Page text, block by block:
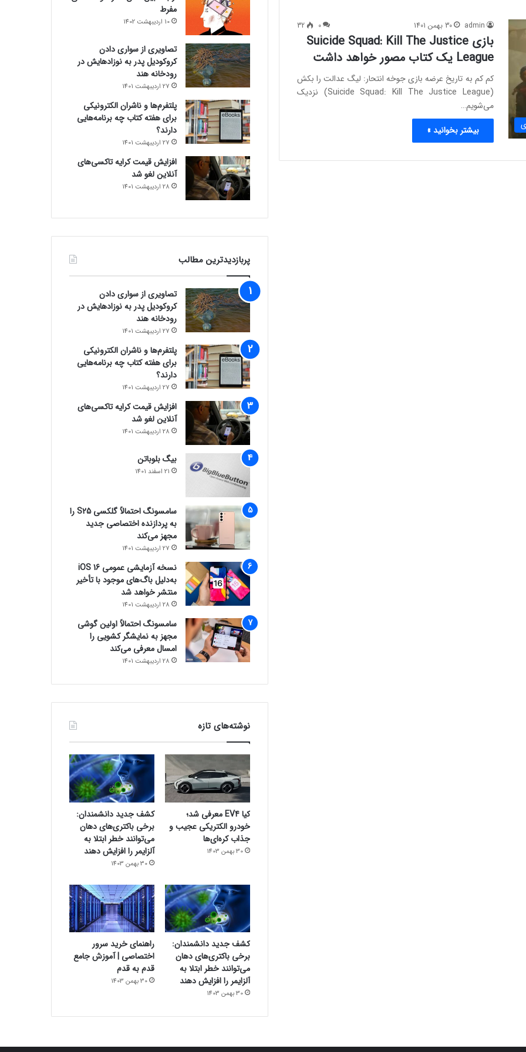
admin 30 بهمن 1401 0
32
بازی Suicide Squad: Kill The Justice
League یک کتاب مصور خواهد داشت
کم کم به تاریخ عرضه بازی جوخه انتحار: لیگ عدالت را بکش
(Suicide Squad: Kill The Justice League) نزدیک
می‌شویم…
بیشتر بخوانید »
مفرط
10 اردیبهشت 1402
تصاویری از سواری دادن
کروکودیل پدر به نوزادهایش در
رودخانه هند
27 اردیبهشت 1401
پلتفرم‌ها و ناشران الکترونیکی
برای هفته کتاب چه برنامه‌هایی
دارند؟
27 اردیبهشت 1401
افزایش قیمت کرایه تاکسی‌های
آنلاین لغو شد
28 اردیبهشت 1401
پربازدیدترین مطالب
تصاویری از سواری دادن
کروکودیل پدر به نوزادهایش در
رودخانه هند
27 اردیبهشت 1401
پلتفرم‌ها و ناشران الکترونیکی
برای هفته کتاب چه برنامه‌هایی
دارند؟
27 اردیبهشت 1401
افزایش قیمت کرایه تاکسی‌های
آنلاین لغو شد
28 اردیبهشت 1401
بیگ بلوباتن
21 اسفند 1401
سامسونگ احتمالاً گلکسی S25 را
به پردازنده اختصاصی جدید
مجهز می‌کند
27 اردیبهشت 1401
نسخه آزمایشی عمومی iOS 16
به‌دلیل باگ‌های موجود با تأخیر
منتشر خواهد شد
28 اردیبهشت 1401
سامسونگ احتمالاً اولین گوشی
مجهز به نمایشگر کشویی را
امسال معرفی می‌کند
28 اردیبهشت 1401
نوشته‌های تازه
کیا EV4 معرفی شد؛
خودرو الکتریکی عجیب و
جذاب کره‌ای‌ها
30 بهمن 1403
کشف جدید دانشمندان:
برخی باکتری‌های دهان
می‌توانند خطر ابتلا به
آلزایمر را افزایش دهند
30 بهمن 1403
کشف جدید دانشمندان:
برخی باکتری‌های دهان
می‌توانند خطر ابتلا به
آلزایمر را افزایش دهند
30 بهمن 1403
راهنمای خرید سرور
اختصاصی | آموزش جامع
قدم به قدم
30 بهمن 1403